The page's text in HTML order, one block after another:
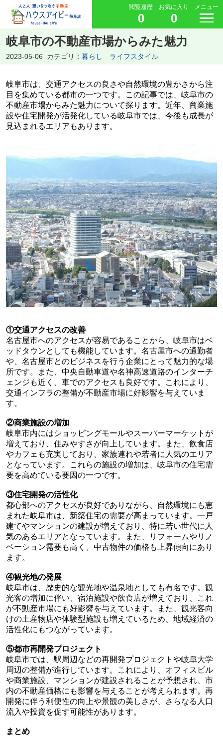
閲覧履歴
0
お気に入り
0
メニュー
岐阜市の不動産市場からみた魅力
2023-05-06 カテゴリ： 暮らし ライフスタイル
岐阜市は、交通アクセスの良さや自然環境の豊かさから注
目を集めている都市の一つです。この記事では、岐阜市の
不動産市場からみた魅力について探ります。近年、商業施
設や住宅開発が活発化している岐阜市では、今後も成長が
見込まれるエリアもあります。
①交通アクセスの改善
名古屋市へのアクセスが容易であることから、岐阜市はベ
ッドタウンとしても機能しています。名古屋市への通勤者
や、名古屋市とのビジネスを行う企業にとって魅力的な場
所です。また、中央自動車道や名神高速道路のインターチ
ェンジも近く、車でのアクセスも良好です。これにより、
交通インフラの整備が不動産市場に好影響を与えていま
す。
②商業施設の増加
岐阜市内にはショッピングモールやスーパーマーケットが
増えており、住みやすさが向上しています。また、飲食店
やカフェも充実しており、家族連れや若者に人気のエリア
となっています。これらの施設の増加は、岐阜市の住宅需
要を高めている要因の一つです。
③住宅開発の活性化
都心部へのアクセスが良好でありながら、自然環境にも恵
まれた岐阜市は、新築住宅の需要が高まっています。一戸
建てやマンションの建設が増えており、特に若い世代に人
気のあるエリアとなっています。また、リフォームやリノ
ベーション需要も高く、中古物件の価格も上昇傾向にあり
ます。
④観光地の発展
岐阜市は、歴史的な観光地や温泉地としても有名です。観
光客の増加に伴い、宿泊施設や飲食店が増えており、これ
が不動産市場にも好影響を与えています。また、観光客向
けの土産物店や体験型施設も増えているため、地域経済の
活性化にもつながっています。
⑤都市再開発プロジェクト
岐阜市では、駅周辺などの再開発プロジェクトや岐阜大学
周辺の整備が進行しています。これにより、オフィスビル
や商業施設、マンションが建設されることが予想され、市
内の不動産価格にも影響を与えることが考えられます。再
開発に伴う利便性の向上や景観の美しさが、さらなる人口
流入や投資を促す可能性があります。
まとめ